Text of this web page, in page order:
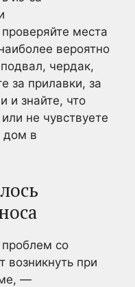
места
вероятно
чердак,
за прилавки, за
и знайте, что
не чувствуете
дом в
со
возникнуть при
—